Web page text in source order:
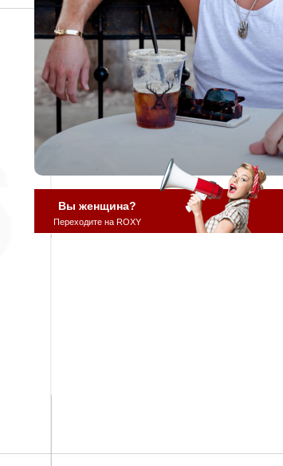
Вы женщина?
Переходите на ROXY